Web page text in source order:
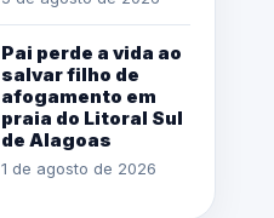
Pai perde a vida ao
salvar filho de
afogamento em
praia do Litoral Sul
de Alagoas
1 de agosto de 2026